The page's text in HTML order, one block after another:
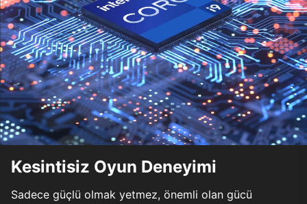
Kesintisiz Oyun Deneyimi
Sadece güçlü olmak yetmez, önemli olan gücü